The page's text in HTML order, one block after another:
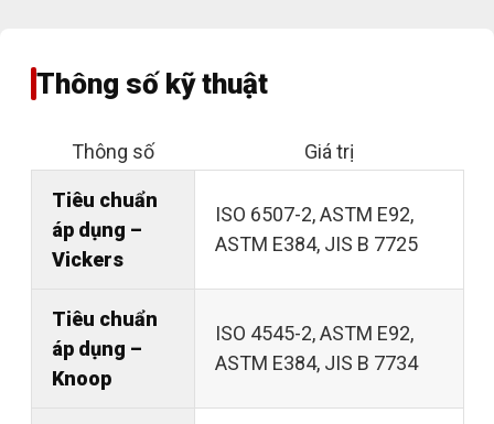
Thông số kỹ thuật
Thông số Giá trị
Tiêu chuẩn
áp dụng –
Vickers
ISO 6507-2, ASTM E92,
ASTM E384, JIS B 7725
Tiêu chuẩn
áp dụng –
Knoop
ISO 4545-2, ASTM E92,
ASTM E384, JIS B 7734